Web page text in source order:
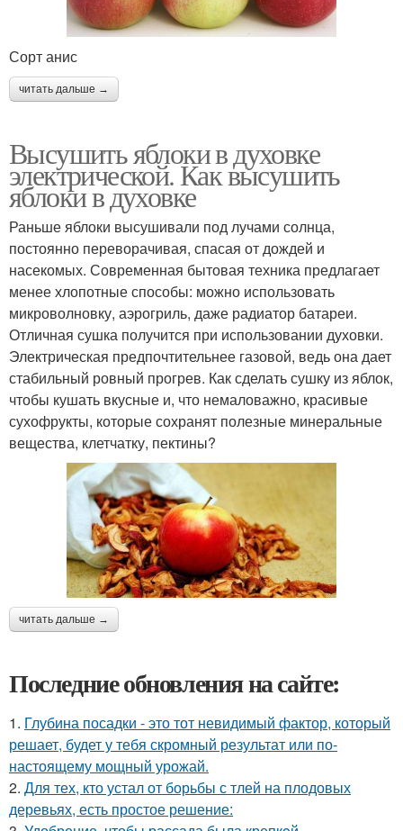
Сорт анис
читать дальше →
Высушить яблоки в духовке
электрической. Как высушить
яблоки в духовке
Раньше яблоки высушивали под лучами солнца,
постоянно переворачивая, спасая от дождей и
насекомых. Современная бытовая техника предлагает
менее хлопотные способы: можно использовать
микроволновку, аэрогриль, даже радиатор батареи.
Отличная сушка получится при использовании духовки.
Электрическая предпочтительнее газовой, ведь она дает
стабильный ровный прогрев. Как сделать сушку из яблок,
чтобы кушать вкусные и, что немаловажно, красивые
сухофрукты, которые сохранят полезные минеральные
вещества, клетчатку, пектины?
читать дальше →
Последние обновления на сайте:
1. Глубина посадки - это тот невидимый фактор, который
решает, будет у тебя скромный результат или по-
настоящему мощный урожай.
2. Для тех, кто устал от борьбы с тлей на плодовых
деревьях, есть простое решение: